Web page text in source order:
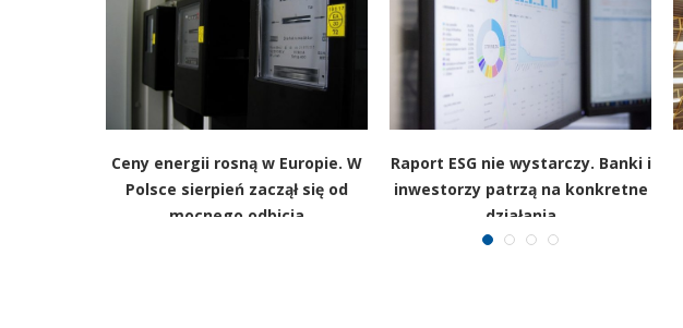
Ceny energii rosną w Europie. W
Polsce sierpień zaczął się od
mocnego odbicia
Raport ESG nie wystarczy. Banki i
inwestorzy patrzą na konkretne
działania